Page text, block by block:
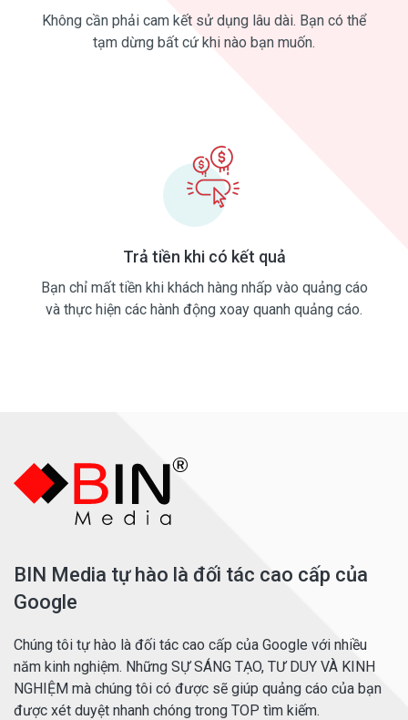
Không cần phải cam kết sử dụng lâu dài. Bạn có thể
tạm dừng bất cứ khi nào bạn muốn.
Trả tiền khi có kết quả
Bạn chỉ mất tiền khi khách hàng nhấp vào quảng cáo
và thực hiện các hành động xoay quanh quảng cáo.
BIN Media tự hào là đối tác cao cấp của
Google
Chúng tôi tự hào là đối tác cao cấp của Google với nhiều
năm kinh nghiệm. Những SỰ SÁNG TẠO, TƯ DUY VÀ KINH
NGHIỆM mà chúng tôi có được sẽ giúp quảng cáo của bạn
được xét duyệt nhanh chóng trong TOP tìm kiếm.